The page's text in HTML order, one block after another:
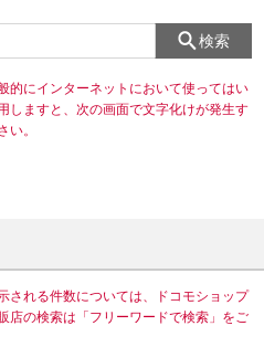
検索
的にインターネットにおいて使ってはい
しますと、次の画面で文字化けが発生す
い。
される件数については、ドコモショップ
店の検索は「フリーワードで検索」をご